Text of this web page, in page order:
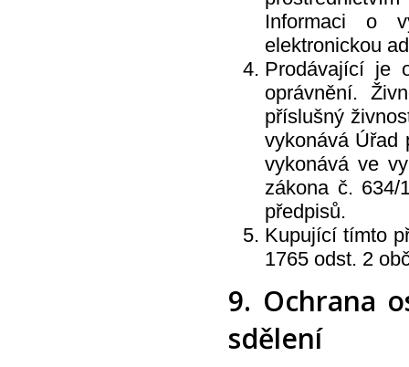
Informaci o
elektronickou
Prodávající je
oprávnění.
příslušný
vykonává Úřad
vykonává ve
zákona č. 634/
předpisů.
Kupující tímto
1765 odst. 2
9. Ochrana
sdělení